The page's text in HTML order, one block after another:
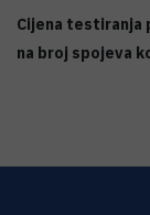
Cijena testiranja
na broj spojeva